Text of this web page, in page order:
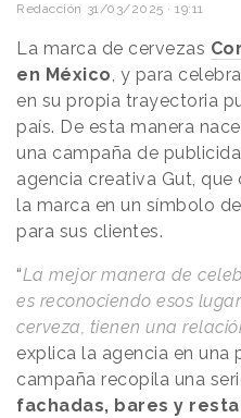
Redacción 31/03/2025 · 19:11
La marca de cervezas
en México, y para
en su propia trayectoria
país. De esta manera nace
una campaña de
agencia creativa Gut,
la marca en un símbolo
para sus clientes.
“La mejor manera de
es reconociendo esos
cerveza, tienen una
explica la agencia en una
campaña recopila una
fachadas, bares y